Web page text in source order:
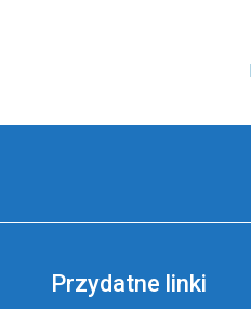
Przydatne linki